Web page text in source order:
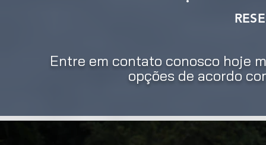
Entre em contato conosco hoje
opções de acordo